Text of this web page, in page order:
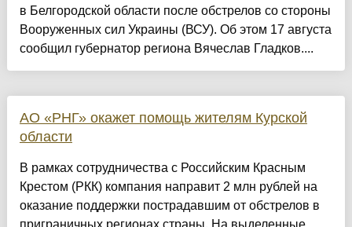
в Белгородской области после обстрелов со стороны
Вооруженных сил Украины (ВСУ). Об этом 17 августа
сообщил губернатор региона Вячеслав Гладков....
АО «РНГ» окажет помощь жителям Курской
области
В рамках сотрудничества с Российским Красным
Крестом (РКК) компания направит 2 млн рублей на
оказание поддержки пострадавшим от обстрелов в